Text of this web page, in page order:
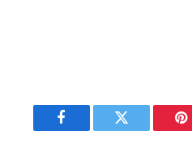
Facebook Twitter